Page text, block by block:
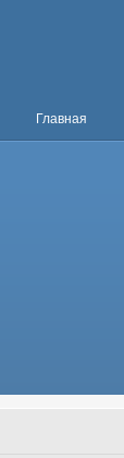
Главная